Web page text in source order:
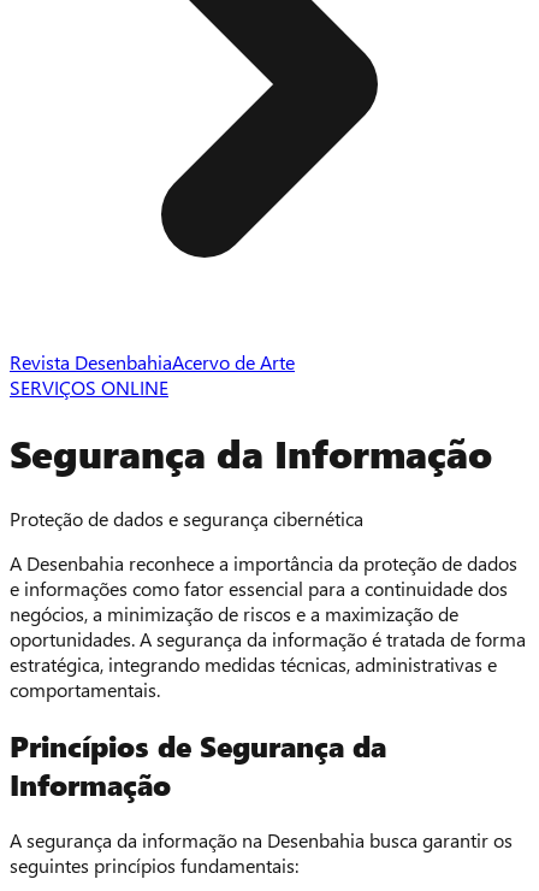
Revista DesenbahiaAcervo de Arte
SERVIÇOS ONLINE
Segurança da Informação
Proteção de dados e segurança cibernética
A Desenbahia reconhece a importância da proteção de dados
e informações como fator essencial para a continuidade dos
negócios, a minimização de riscos e a maximização de
oportunidades. A segurança da informação é tratada de forma
estratégica, integrando medidas técnicas, administrativas e
comportamentais.
Princípios de Segurança da
Informação
A segurança da informação na Desenbahia busca garantir os
seguintes princípios fundamentais: